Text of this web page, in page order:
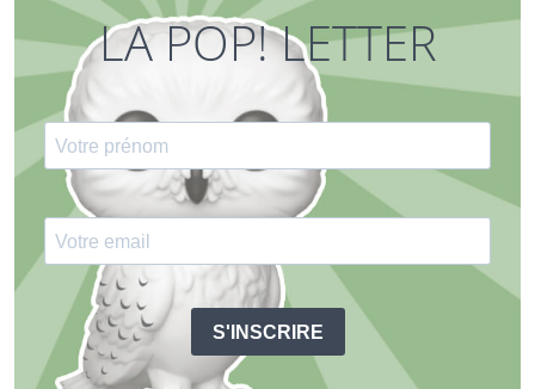
LA POP! LETTER
S'INSCRIRE